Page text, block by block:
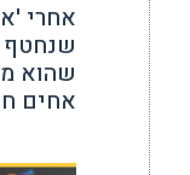
אחרי
שנחטף
אחים